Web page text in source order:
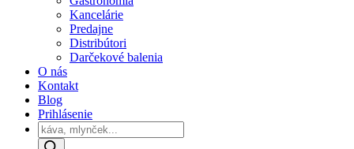
Kancelárie
Predajne
Distribútori
Darčekové balenia
O nás
Kontakt
Blog
Prihlásenie
Products
search